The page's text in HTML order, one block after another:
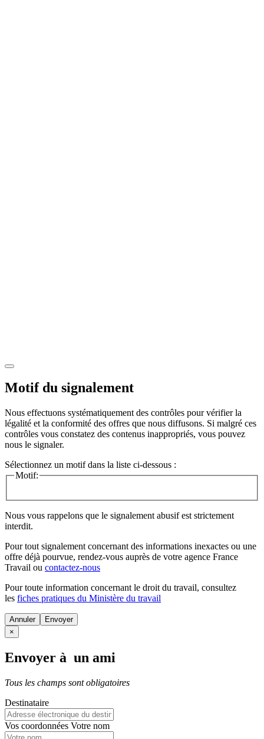
Motif du signalement
Nous effectuons systématiquement des contrôles pour vérifier la
légalité et la conformité des offres que nous diffusons. Si malgré ces
contrôles vous constatez des contenus inappropriés, vous pouvez
nous le signaler.
Sélectionnez un motif dans la liste ci-dessous :
Motif:
Nous vous rappelons que le signalement abusif est strictement
interdit.
Pour tout signalement concernant des informations inexactes ou une
offre déjà pourvue, rendez-vous auprès de votre agence France
Travail ou contactez-nous
Pour toute information concernant le droit du travail, consultez
les fiches pratiques du Ministère du travail
Annuler
×
Envoyer à un ami
Tous les champs sont obligatoires
Destinataire
Vos coordonnées Votre nom